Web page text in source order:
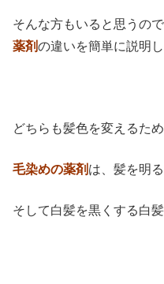
そんな方もいると思うので
薬剤の違いを簡単に説明し
どちらも髪色を変えるため
毛染めの薬剤 は、髪を明
そして白髪を黒くする白